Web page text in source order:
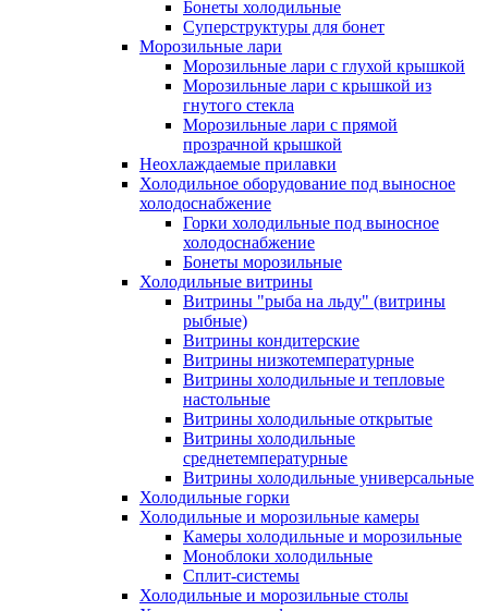
Бонеты холодильные
Суперструктуры для бонет
Морозильные лари
Морозильные лари с глухой крышкой
Морозильные лари с крышкой из
гнутого стекла
Морозильные лари с прямой
прозрачной крышкой
Неохлаждаемые прилавки
Холодильное оборудование под выносное
холодоснабжение
Горки холодильные под выносное
холодоснабжение
Бонеты морозильные
Холодильные витрины
Витрины "рыба на льду" (витрины
рыбные)
Витрины кондитерские
Витрины низкотемпературные
Витрины холодильные и тепловые
настольные
Витрины холодильные открытые
Витрины холодильные
среднетемпературные
Витрины холодильные универсальные
Холодильные горки
Холодильные и морозильные камеры
Камеры холодильные и морозильные
Моноблоки холодильные
Сплит-системы
Холодильные и морозильные столы